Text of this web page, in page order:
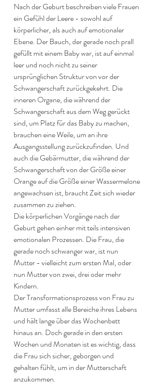
Nach der Geburt beschreiben viele Frauen
ein Gefühl der Leere - sowohl auf
körperlicher, als auch auf emotionaler
Ebene. Der Bauch, der gerade noch prall
gefüllt mit einem Baby war, ist auf einmal
leer und noch nicht zu seiner
ursprünglichen Struktur von vor der
Schwangerschaft zurückgekehrt. Die
inneren Organe, die während der
Schwangerschaft aus dem Weg gerückt
sind, um Platz für das Baby zu machen,
brauchen eine Weile, um an ihre
Ausgangsstellung zurückzufinden. Und
auch die Gebärmutter, die während der
Schwangerschaft von der Größe einer
Orange auf die Größe einer Wassermelone
angewachsen ist, braucht Zeit sich wieder
zusammen zu ziehen.
Die körperlichen Vorgänge nach der
Geburt gehen einher mit teils intensiven
emotionalen Prozessen. Die Frau, die
gerade noch schwanger war, ist nun
Mutter - vielleicht zum ersten Mal, oder
nun Mutter von zwei, drei oder mehr
Kindern.
Der Transformationsprozess von Frau zu
Mutter umfasst alle Bereiche ihres Lebens
und hält lange über das Wochenbett
hinaus an. Doch gerade in den ersten
Wochen und Monaten ist es wichtig, dass
die Frau sich sicher, geborgen und
gehalten fühlt, um in der Mutterschaft
anzukommen.